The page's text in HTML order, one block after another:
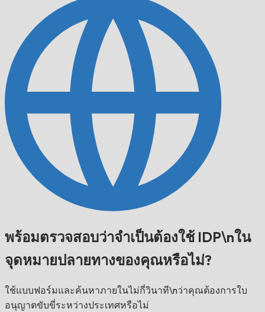
พร้อมตรวจสอบว่าจำเป็นต้องใช้ IDP\nใน
จุดหมายปลายทางของคุณหรือไม่?
ใช้แบบฟอร์มและค้นหาภายในไม่กี่วินาที\nว่าคุณต้องการใบ
อนุญาตขับขี่ระหว่างประเทศหรือไม่